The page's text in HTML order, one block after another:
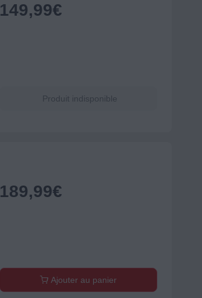
149,99€
Produit indisponible
189,99€
Ajouter au panier